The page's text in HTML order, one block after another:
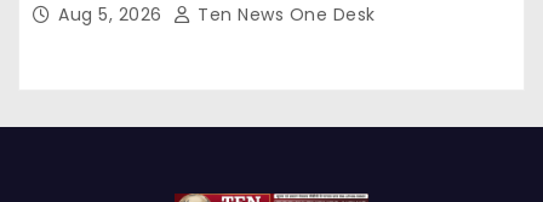
Aug 5, 2026 Ten News One Desk